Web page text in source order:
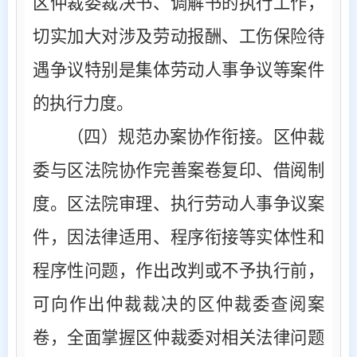
切实加大对涉及劳动报酬、工伤保险待
遇争议特别是集体劳动人事争议等案件
的执行力度。
（四）规范办案协作衔接。区仲裁
委与区法院协作完善案卷复印、借阅制
度。区法院审理、执行劳动人事争议案
件，因法律适用、程序衔接等实体性和
程序性问题，作出改判或不予执行前，
可向作出仲裁裁决的区仲裁委查阅案
卷，全面掌握区仲裁委对相关法律问题